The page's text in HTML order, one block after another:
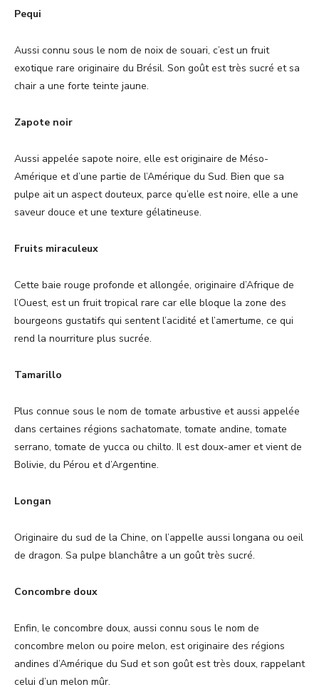
Pequi
Aussi connu sous le nom de noix de souari, c’est un fruit
exotique rare originaire du Brésil. Son goût est très sucré et sa
chair a une forte teinte jaune.
Zapote noir
Aussi appelée sapote noire, elle est originaire de Méso-
Amérique et d’une partie de l’Amérique du Sud. Bien que sa
pulpe ait un aspect douteux, parce qu’elle est noire, elle a une
saveur douce et une texture gélatineuse.
Fruits miraculeux
Cette baie rouge profonde et allongée, originaire d’Afrique de
l’Ouest, est un fruit tropical rare car elle bloque la zone des
bourgeons gustatifs qui sentent l’acidité et l’amertume, ce qui
rend la nourriture plus sucrée.
Tamarillo
Plus connue sous le nom de tomate arbustive et aussi appelée
dans certaines régions sachatomate, tomate andine, tomate
serrano, tomate de yucca ou chilto. Il est doux-amer et vient de
Bolivie, du Pérou et d’Argentine.
Longan
Originaire du sud de la Chine, on l’appelle aussi longana ou oeil
de dragon. Sa pulpe blanchâtre a un goût très sucré.
Concombre doux
Enfin, le concombre doux, aussi connu sous le nom de
concombre melon ou poire melon, est originaire des régions
andines d’Amérique du Sud et son goût est très doux, rappelant
celui d’un melon mûr.